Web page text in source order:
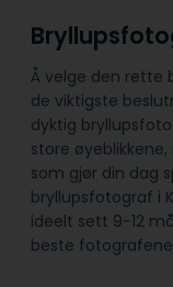
Å velge den rette
de viktigste
dyktig
store
som gjør din dag
bryllupsfotograf i
ideelt sett 9-12
beste